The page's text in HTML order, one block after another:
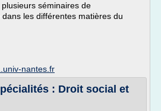
séminaires de
les différentes matières du
nantes.fr
: Droit social et